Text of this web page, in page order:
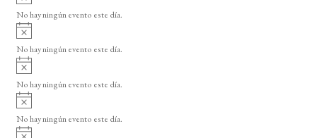
o
v
i
o
No hay ningún evento este día.
A
v
i
o
No hay ningún evento este día.
A
v
i
o
No hay ningún evento este día.
A
v
i
No hay ningún evento este día.
A